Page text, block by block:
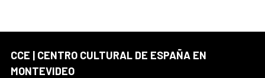
CCE | CENTRO CULTURAL DE ESPAÑA EN
MONTEVIDEO